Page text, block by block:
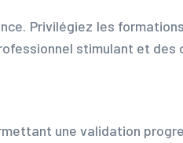
Privilégiez les
stimulant et des
une validation